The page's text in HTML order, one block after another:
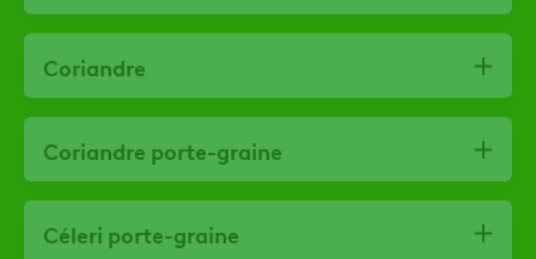
Coriandre
Coriandre porte-graine
Céleri porte-graine